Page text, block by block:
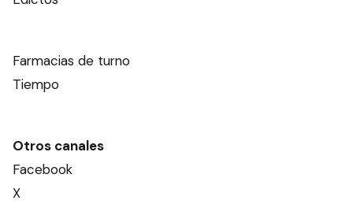
Farmacias de turno
Tiempo
Otros canales
Facebook
X